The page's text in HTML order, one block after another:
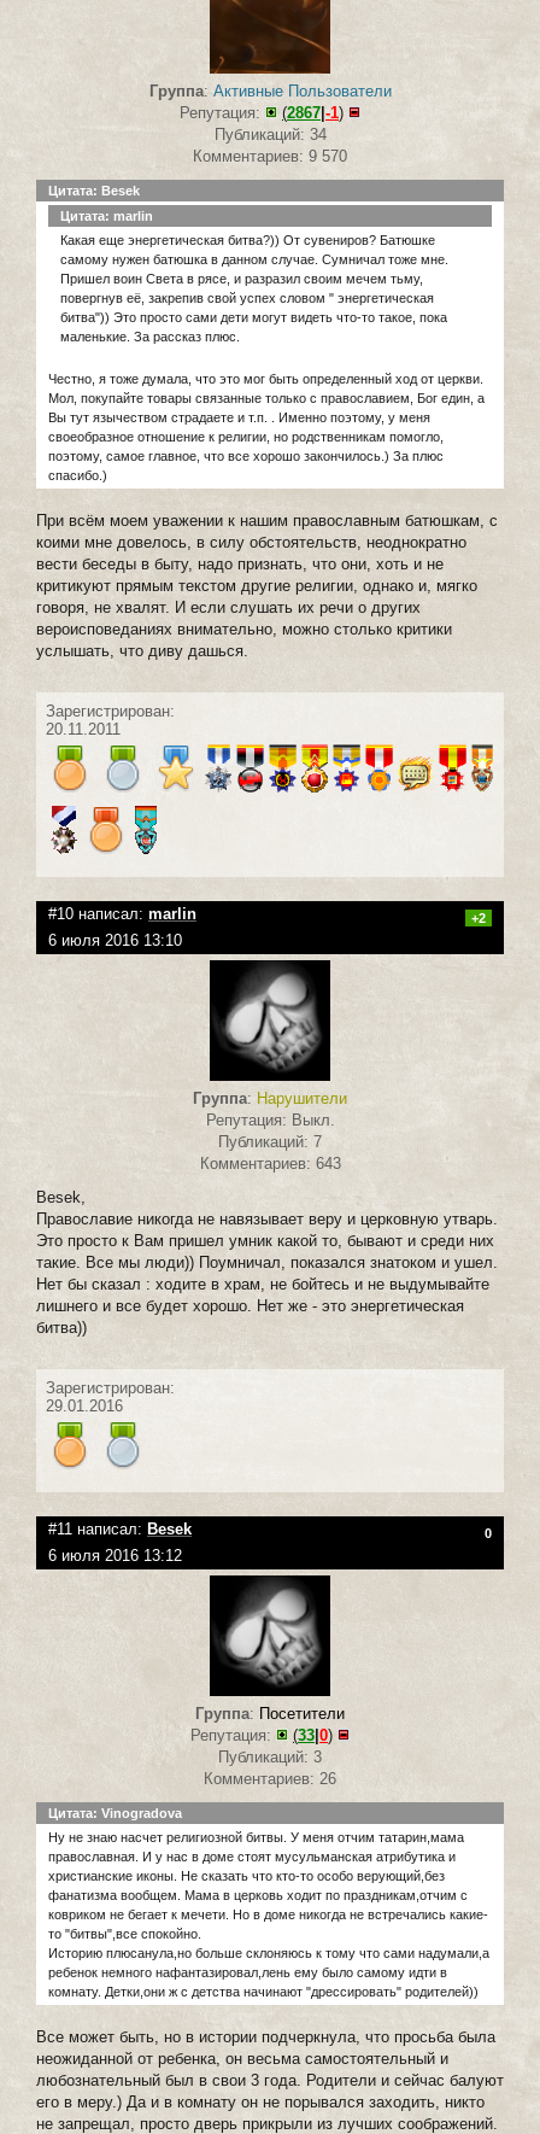
Группа: Активные Пользователи
Репутация:
(2867 -1)
Публикаций: 34
Комментариев: 9 570
Цитата: Besek
Цитата: marlin
Какая еще энергетическая битва?)) От сувениров? Батюшке
самому нужен батюшка в данном случае. Сумничал тоже мне.
Пришел воин Света в рясе, и разразил своим мечем тьму,
повергнув её, закрепив свой успех словом " энергетическая
битва")) Это просто сами дети могут видеть что-то такое, пока
маленькие. За рассказ плюс.
Честно, я тоже думала, что это мог быть определенный ход от церкви.
Мол, покупайте товары связанные только с православием, Бог един, а
Вы тут язычеством страдаете и т.п. . Именно поэтому, у меня
своеобразное отношение к религии, но родственникам помогло,
поэтому, самое главное, что все хорошо закончилось.) За плюс
спасибо.)
При всём моем уважении к нашим православным батюшкам, с
коими мне довелось, в силу обстоятельств, неоднократно
вести беседы в быту, надо признать, что они, хоть и не
критикуют прямым текстом другие религии, однако и, мягко
говоря, не хвалят. И если слушать их речи о других
вероисповеданиях внимательно, можно столько критики
услышать, что диву дашься.
Зарегистрирован:
20.11.2011
#10 написал: marlin +2
6 июля 2016 13:10
Группа: Нарушители
Репутация: Выкл.
Публикаций: 7
Комментариев: 643
Besek,
Православие никогда не навязывает веру и церковную утварь.
Это просто к Вам пришел умник какой то, бывают и среди них
такие. Все мы люди)) Поумничал, показался знатоком и ушел.
Нет бы сказал : ходите в храм, не бойтесь и не выдумывайте
лишнего и все будет хорошо. Нет же - это энергетическая
битва))
Зарегистрирован:
29.01.2016
#11 написал: Besek 0
6 июля 2016 13:12
Группа: Посетители
Репутация:
(33 0)
Публикаций: 3
Комментариев: 26
Цитата: Vinogradova
Ну не знаю насчет религиозной битвы. У меня отчим татарин,мама
православная. И у нас в доме стоят мусульманская атрибутика и
христианские иконы. Не сказать что кто-то особо верующий,без
фанатизма вообщем. Мама в церковь ходит по праздникам,отчим с
ковриком не бегает к мечети. Но в доме никогда не встречались какие-
то "битвы",все спокойно.
Историю плюсанула,но больше склоняюсь к тому что сами надумали,а
ребенок немного нафантазировал,лень ему было самому идти в
комнату. Детки,они ж с детства начинают "дрессировать" родителей))
Все может быть, но в истории подчеркнула, что просьба была
неожиданной от ребенка, он весьма самостоятельный и
любознательный был в свои 3 года. Родители и сейчас балуют
его в меру.) Да и в комнату он не порывался заходить, никто
не запрещал, просто дверь прикрыли из лучших соображений.